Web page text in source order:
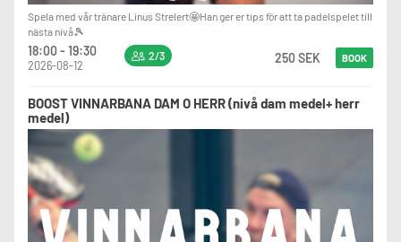
Spela med vår tränare Linus Strelert🤩Han ger er tips för att ta padelspelet till
nästa nivå🎾
18:00 - 19:30
2026-08-12
2/3 250 SEK BOOK
BOOST VINNARBANA DAM O HERR (nivå dam medel+ herr
medel)